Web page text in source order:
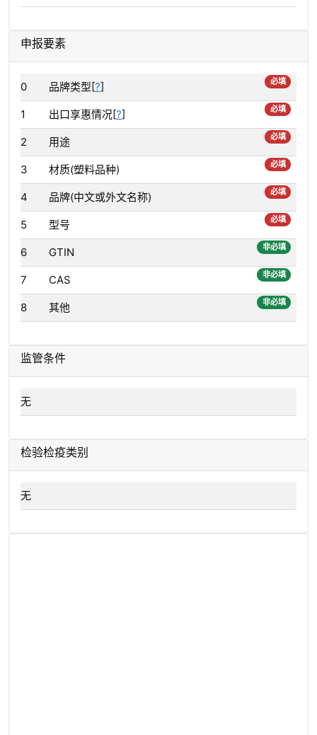
申报要素
0 品牌类型[?] 必填
1 出口享惠情况[?] 必填
2 用途 必填
3 材质(塑料品种) 必填
4 品牌(中文或外文名称) 必填
5 型号 必填
6 GTIN 非必填
7 CAS 非必填
8 其他 非必填
监管条件
无
检验检疫类别
无